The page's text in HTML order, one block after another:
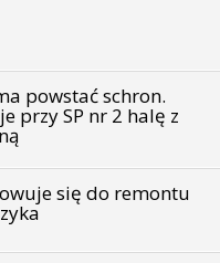
powstać schron.
przy SP nr 2 halę z
się do remontu